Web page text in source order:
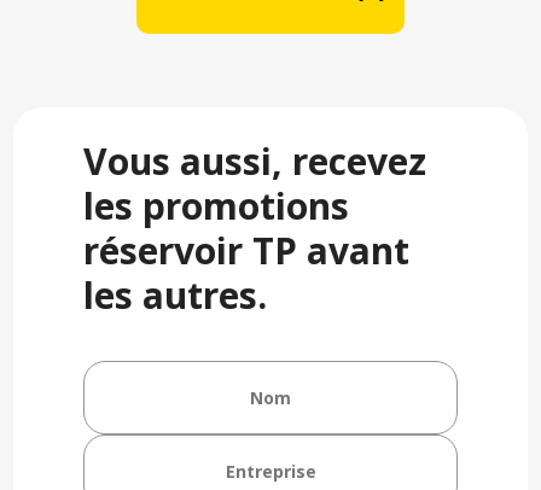
Vous aussi, recevez
les promotions
réservoir TP avant
les autres.